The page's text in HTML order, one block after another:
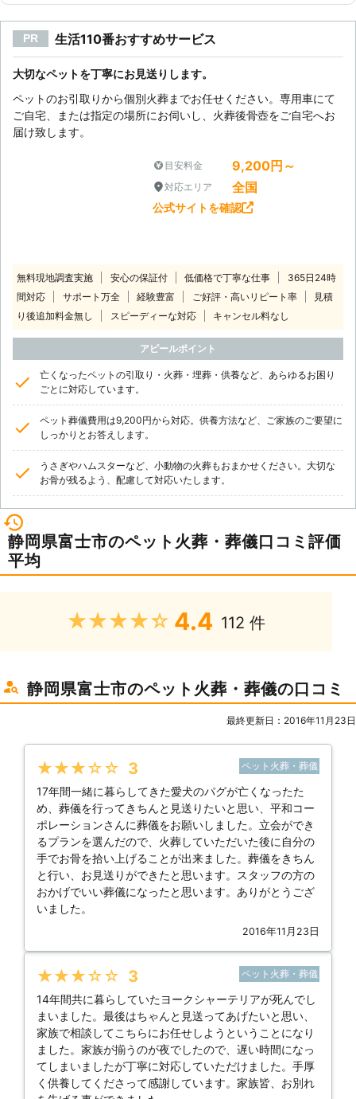
PR 生活110番おすすめサービス
大切なペットを丁寧にお見送りします。
ペットのお引取りから個別火葬までお任せください。専用車にて
ご自宅、または指定の場所にお伺いし、火葬後骨壺をご自宅へお
届け致します。
目安料金 9,200円～
対応エリア 全国
公式サイトを確認
無料現地調査実施 安心の保証付 低価格で丁寧な仕事
365日24時
間対応
サポート万全 経験豊富 ご好評・高いリピート率
見積
り後追加料金無し
スピーディーな対応 キャンセル料なし
アピールポイント
亡くなったペットの引取り・火葬・埋葬・供養など、あらゆるお困り
ごとに対応しています。
ペット葬儀費用は9,200円から対応。供養方法など、ご家族のご要望に
しっかりとお答えします。
うさぎやハムスターなど、小動物の火葬もおまかせください。大切な
お骨が残るよう、配慮して対応いたします。
静岡県富士市のペット火葬・葬儀口コミ評価
平均
★★★★★ 4.4 112 件
静岡県富士市のペット火葬・葬儀の口コミ
最終更新日：2016年11月23日
★★★★★ 3 ペット火葬・葬儀
17年間一緒に暮らしてきた愛犬のパグが亡くなったた
め、葬儀を行ってきちんと見送りたいと思い、平和コー
ポレーションさんに葬儀をお願いしました。立会ができ
るプランを選んだので、火葬していただいた後に自分の
手でお骨を拾い上げることが出来ました。葬儀をきちん
と行い、お見送りができたと思います。スタッフの方の
おかげでいい葬儀になったと思います。ありがとうござ
いました。
2016年11月23日
★★★★★ 3 ペット火葬・葬儀
14年間共に暮らしていたヨークシャーテリアが死んでし
まいました。最後はちゃんと見送ってあげたいと思い、
家族で相談してこちらにお任せしようということになり
ました。家族が揃うのが夜でしたので、遅い時間になっ
てしまいましたが丁寧に対応していただけました。手厚
く供養してくださって感謝しています。家族皆、お別れ